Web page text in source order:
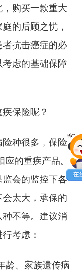
购买一款重大
的后顾之忧，
者抗击癌症的必
虑的基础保障
保险呢？
险种很多，保险
的重疾产品。
会的监控下各
太大，承保的
不等。建议消
考虑：
龄、家族遗传病